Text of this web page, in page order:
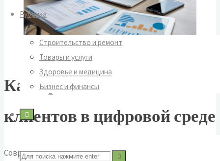
Рубрика
Строительство и ремонт
Товары и услуги
Здоровье и медицина
Бизнес и финансы
Поиск
Как привлечь больше
клиентов в цифровой среде
Современные технологии открывают для